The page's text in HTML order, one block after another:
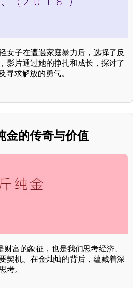
女子在遭遇家庭暴力后，选择了反
影片通过她的挣扎和成长，探讨了
寻求解放的勇气。
金的传奇与价值
富的象征，也是我们思考经济、
契机。在金灿灿的背后，蕴藏着深
考。